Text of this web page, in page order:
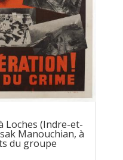
Loches (Indre-et-
Manouchian, à
du groupe